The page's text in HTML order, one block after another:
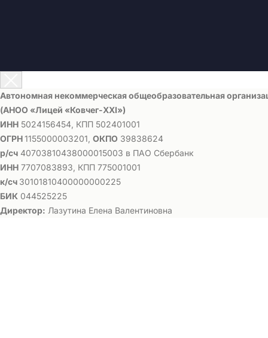
Автономная некоммерческая общеобразовательная
(АНОО «Лицей «Ковчег-ХХI»)
ИНН 5024156454, КПП 502401001
ОГРН1155000003201, ОКПО 39838624
р/сч 40703810438000015003 в ПАО Сбербанк
ИНН 7707083893, КПП 775001001
к/сч 30101810400000000225
БИК 044525225
Директор: Лазутина Елена Валентиновна